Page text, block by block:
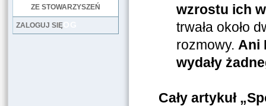
ZE STOWARZYSZEŃ
LOG
ZALOGUJ SIĘ
wzrostu ich
trwała około
rozmowy. Ani
wydały
Cały artykuł